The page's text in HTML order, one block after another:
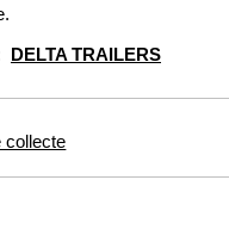
DELTA TRAILERS
collecte